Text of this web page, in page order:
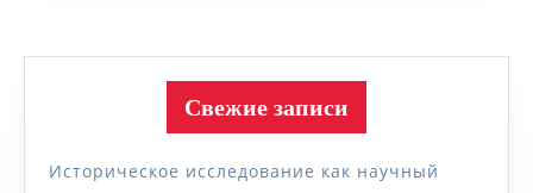
Свежие записи
Историческое исследование как научный